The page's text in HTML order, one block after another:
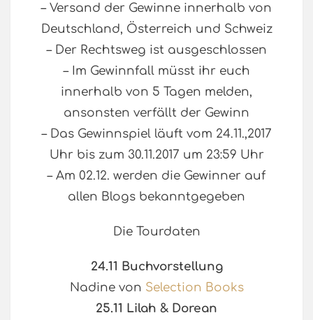
– Versand der Gewinne innerhalb von
Deutschland, Österreich und Schweiz
– Der Rechtsweg ist ausgeschlossen
– Im Gewinnfall müsst ihr euch
innerhalb von 5 Tagen melden,
ansonsten verfällt der Gewinn
– Das Gewinnspiel läuft vom 24.11.,2017
Uhr bis zum 30.11.2017 um 23:59 Uhr
– Am 02.12. werden die Gewinner auf
allen Blogs bekanntgegeben
Die Tourdaten
24.11 Buchvorstellung
Nadine von Selection Books
25.11 Lilah & Dorean